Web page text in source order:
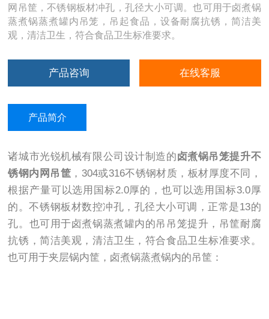
网吊筐，不锈钢板材冲孔，孔径大小可调。也可用于卤煮锅
蒸煮锅蒸煮罐内吊笼，吊起食品，设备耐腐抗锈，简洁美
观，清洁卫生，符合食品卫生标准要求。
产品咨询 在线客服
产品简介
诸城市光锐机械有限公司设计制造的卤煮锅吊笼提升不
锈钢内网吊筐 ，304或316不锈钢材质，板材厚度不同，
根据产量可以选用国标2.0厚的，也可以选用国标3.0厚
的。不锈钢板材数控冲孔，孔径大小可调，正常是13的
孔。也可用于卤煮锅蒸煮罐内的吊吊笼提升，吊筐耐腐
抗锈，简洁美观，清洁卫生，符合食品卫生标准要求。
也可用于夹层锅内筐，卤煮锅蒸煮锅内的吊筐：